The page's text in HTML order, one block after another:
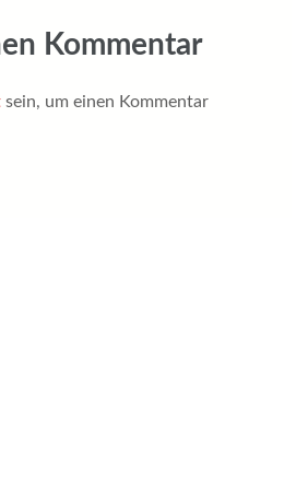
Kommentar
sein, um einen Kommentar